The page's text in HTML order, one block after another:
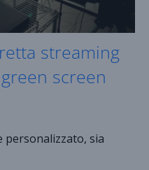
streaming
screen
personalizzato, sia